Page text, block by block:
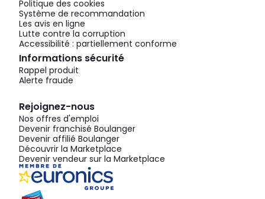
Politique des cookies
Système de recommandation
Les avis en ligne
Lutte contre la corruption
Accessibilité : partiellement conforme
Informations sécurité
Rappel produit
Alerte fraude
Rejoignez-nous
Nos offres d'emploi
Devenir franchisé Boulanger
Devenir affilié Boulanger
Découvrir la Marketplace
Devenir vendeur sur la Marketplace